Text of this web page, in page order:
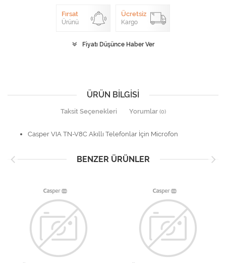
Fırsat
Ürünü
Ücretsiz
Kargo
Fiyatı Düşünce Haber Ver
ÜRÜN BILGISI
Taksit Seçenekleri Yorumlar (0)
Casper VIA TN-V8C Akıllı Telefonlar İçin Microfon
BENZER ÜRÜNLER